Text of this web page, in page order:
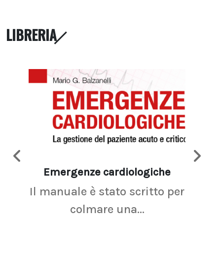
LIBRERIA
Emergenze cardiologiche
Il manuale è stato scritto per
colmare una...